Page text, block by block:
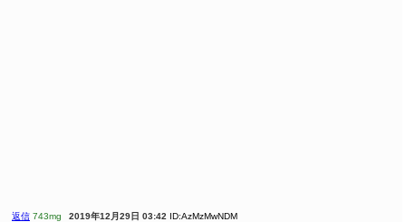
返信 743mg 2019年12月29日 03:42 ID:AzMzMwNDM